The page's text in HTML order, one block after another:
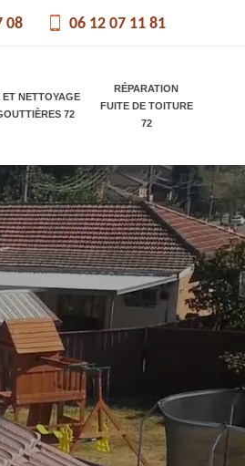
08 06 12 07 11 81
ET NETTOYAGE
72
RÉPARATION
FUITE DE TOITURE
72